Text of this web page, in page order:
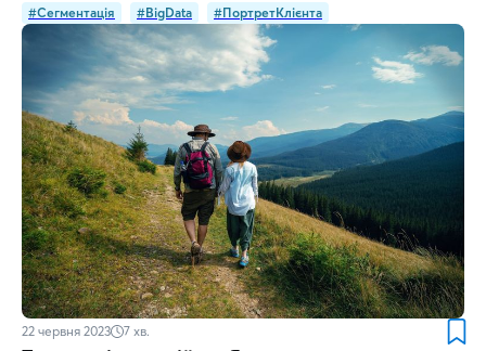
#Сегментація #BigData #ПортретКлієнта
22 червня 2023 7 хв.